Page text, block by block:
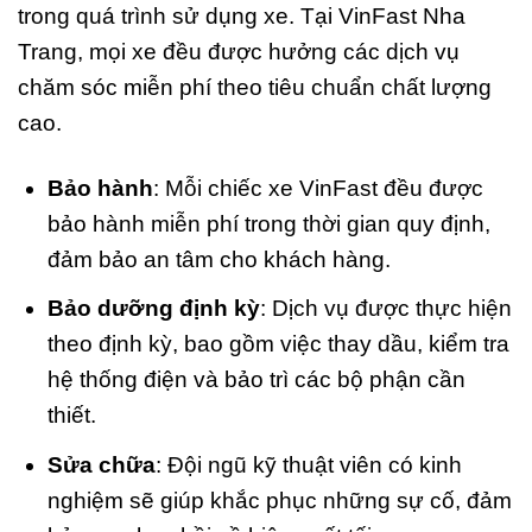
trong quá trình sử dụng xe. Tại VinFast Nha
Trang, mọi xe đều được hưởng các dịch vụ
chăm sóc miễn phí theo tiêu chuẩn chất lượng
cao.
Bảo hành: Mỗi chiếc xe VinFast đều được
bảo hành miễn phí trong thời gian quy định,
đảm bảo an tâm cho khách hàng.
Bảo dưỡng định kỳ: Dịch vụ được thực hiện
theo định kỳ, bao gồm việc thay dầu, kiểm tra
hệ thống điện và bảo trì các bộ phận cần
thiết.
Sửa chữa: Đội ngũ kỹ thuật viên có kinh
nghiệm sẽ giúp khắc phục những sự cố, đảm